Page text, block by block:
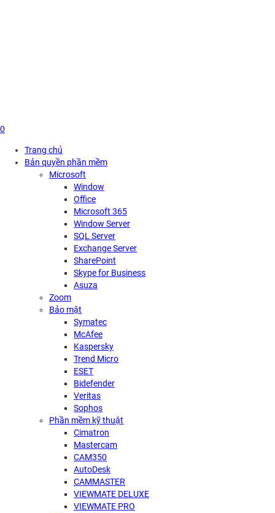
0
Trang chủ
Bản quyền phần mềm
Microsoft
Window
Office
Microsoft 365
Window Server
SQL Server
Exchange Server
SharePoint
Skype for Business
Asuza
Zoom
Bảo mật
Symatec
McAfee
Kaspersky
Trend Micro
ESET
Bidefender
Veritas
Sophos
Phần mềm kỹ thuật
Cimatron
Mastercam
CAM350
AutoDesk
CAMMASTER
VIEWMATE DELUXE
VIEWMATE PRO